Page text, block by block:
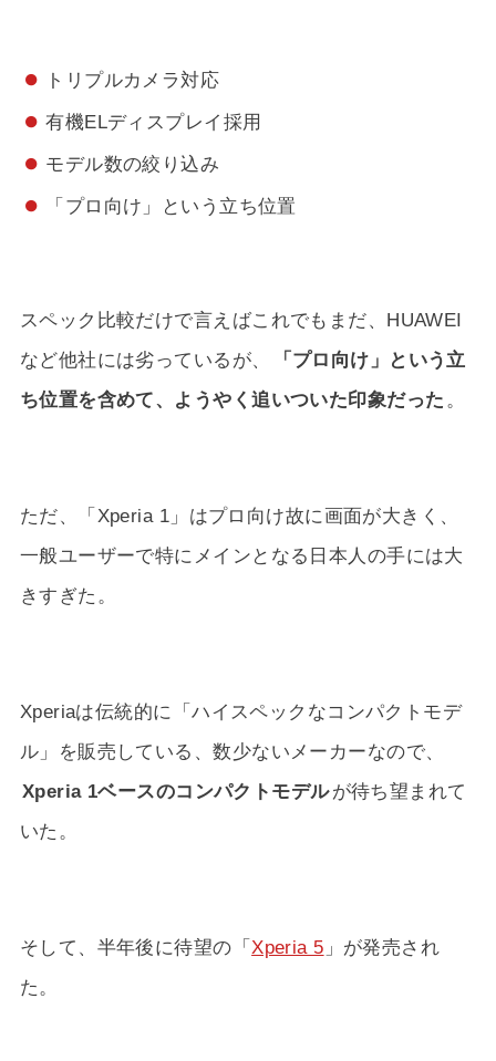
トリプルカメラ対応
有機ELディスプレイ採用
モデル数の絞り込み
「プロ向け」という立ち位置
スペック比較だけで言えばこれでもまだ、HUAWEI
など他社には劣っているが、
「プロ向け」という立
ち位置を含めて、ようやく追いついた印象だった 。
ただ、「Xperia 1」はプロ向け故に画面が大きく、
一般ユーザーで特にメインとなる日本人の手には大
きすぎた。
Xperiaは伝統的に「ハイスペックなコンパクトモデ
ル」を販売している、数少ないメーカーなので、
Xperia 1ベースのコンパクトモデルが待ち望まれて
いた。
そして、半年後に待望の「Xperia 5 」が発売され
た。